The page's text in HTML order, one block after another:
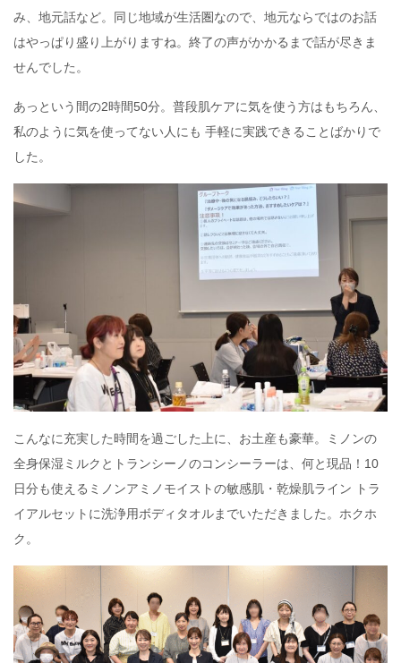
み、地元話など。同じ地域が生活圏なので、地元ならではのお話
はやっぱり盛り上がりますね。終了の声がかかるまで話が尽きま
せんでした。
あっという間の2時間50分。普段肌ケアに気を使う方はもちろん、
私のように気を使ってない人にも 手軽に実践できることばかりで
した。
こんなに充実した時間を過ごした上に、お土産も豪華。ミノンの
全身保湿ミルクとトランシーノのコンシーラーは、何と現品！10
日分も使えるミノンアミノモイストの敏感肌・乾燥肌ライン トラ
イアルセットに洗浄用ボディタオルまでいただきました。ホクホ
ク。